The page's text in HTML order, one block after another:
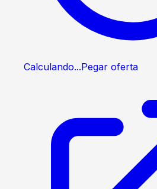
Calculando...Pegar oferta